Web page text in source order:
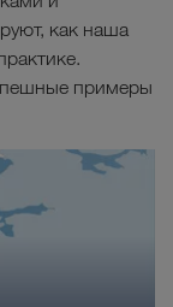
как наша
примеры